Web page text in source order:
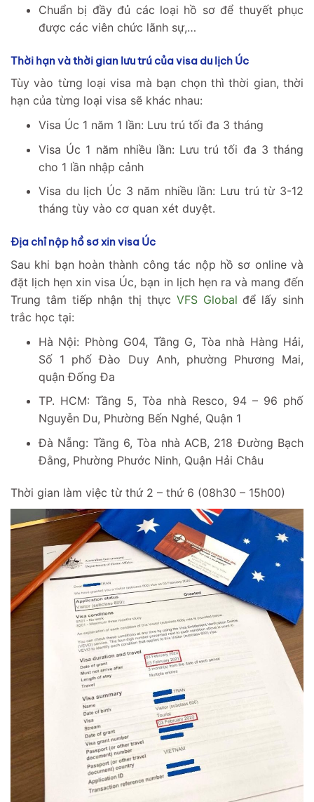
Chuẩn bị đầy đủ các loại hồ sơ để thuyết phục
được các viên chức lãnh sự,…
Thời hạn và thời gian lưu trú của visa du lịch Úc
Tùy vào từng loại visa mà bạn chọn thì thời gian, thời
hạn của từng loại visa sẽ khác nhau:
Visa Úc 1 năm 1 lần: Lưu trú tối đa 3 tháng
Visa Úc 1 năm nhiều lần: Lưu trú tối đa 3 tháng
cho 1 lần nhập cảnh
Visa du lịch Úc 3 năm nhiều lần: Lưu trú từ 3-12
tháng tùy vào cơ quan xét duyệt.
Địa chỉ nộp hồ sơ xin visa Úc
Sau khi bạn hoàn thành công tác nộp hồ sơ online và
đặt lịch hẹn xin visa Úc, bạn in lịch hẹn ra và mang đến
Trung tâm tiếp nhận thị thực VFS Global để lấy sinh
trắc học tại:
Hà Nội: Phòng G04, Tầng G, Tòa nhà Hàng Hải,
Số 1 phố Đào Duy Anh, phường Phương Mai,
quận Đống Đa
TP. HCM: Tầng 5, Tòa nhà Resco, 94 – 96 phố
Nguyễn Du, Phường Bến Nghé, Quận 1
Đà Nẵng: Tầng 6, Tòa nhà ACB, 218 Đường Bạch
Đằng, Phường Phước Ninh, Quận Hải Châu
Thời gian làm việc từ thứ 2 – thứ 6 (08h30 – 15h00)